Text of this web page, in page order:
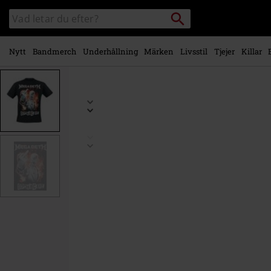
Gå till
huvudinnehåll
Sök
i
katalogen
Sök
Nytt Bandmerch Underhållning Märken Livsstil Tjejer Killar
www.emp-
p/ransome-
597461.html